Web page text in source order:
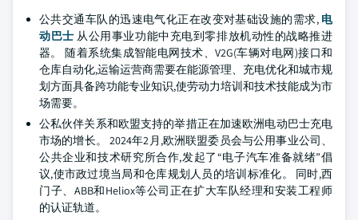
公共交通车队的迅速电气化正在改变对基础设施的需求, 电
动巴士 从公用事业功能中充电到零排放机动性的战略推进
器。 随着系统集成智能电网技术、V2G(车辆对电网)接口和
仓库自动化,运输运营商需要在能源管理、充电优化和城市规
划方面具备跨功能专业知识,使劳动力培训和技术技能成为市
场需要。
公私伙伴关系和欧盟支持的举措正在加速欧洲电动巴士充电
市场的增长。 2024年2月,欧洲联盟委员会与公用事业公司、
公共企业和技术研究所合作,发起了“电子汽车准备就绪”倡
议,使市政过境当局和仓库规划人员的培训标准化。 同时,西
门子、ABB和Heliox等公司正在扩大车队经理和安装工程师
的认证轨道。